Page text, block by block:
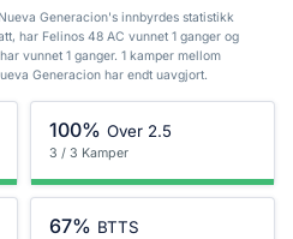
Generacion's innbyrdes statistikk
har Felinos 48 AC vunnet 1 ganger og
vunnet 1 ganger. 1 kamper mellom
Generacion har endt uavgjort.
100% Over 2.5
3 / 3 Kamper
67% BTTS